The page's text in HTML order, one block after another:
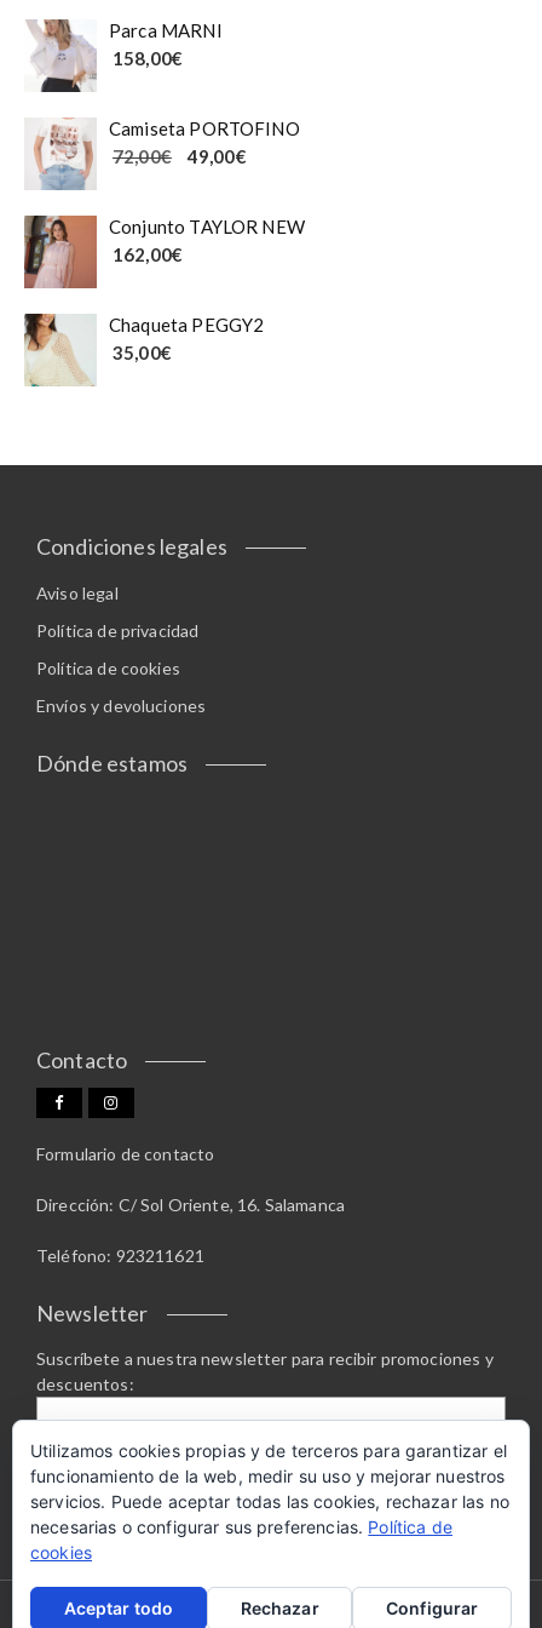
Parca MARNI
158,00€
Camiseta PORTOFINO
72,00€ El precio original era: 72,00€.
49,00€
Conjunto TAYLOR NEW
162,00€
Chaqueta PEGGY2
35,00€
Condiciones legales
Aviso legal
Política de privacidad
Política de cookies
Envíos y devoluciones
Dónde estamos
Contacto
Formulario de contacto
Dirección: C/ Sol Oriente, 16. Salamanca
Teléfono: 923211621
Newsletter
Suscríbete a nuestra newsletter para recibir promociones y
descuentos:
Copyright 2026 - Opstore Theme By WPoperation
Utilizamos cookies propias y de terceros para garantizar el
funcionamiento de la web, medir su uso y mejorar nuestros
servicios. Puede aceptar todas las cookies, rechazar las no
necesarias o configurar sus preferencias. Política de
cookies
Aceptar todo Rechazar Configurar